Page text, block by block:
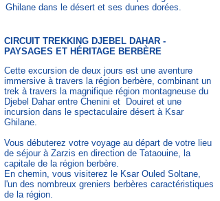
Ghilane dans le désert et ses dunes dorées.
CIRCUIT TREKKING DJEBEL DAHAR -
PAYSAGES ET HÉRITAGE BERBÈRE
Cette excursion de deux jours est une aventure
immersive à travers la région berbère, combinant un
trek à travers la magnifique région montagneuse du
Djebel Dahar entre Chenini et Douiret et une
incursion dans le spectaculaire désert à Ksar
Ghilane.
Vous débuterez votre voyage au départ de votre lieu
de séjour à Zarzis en direction de Tataouine, la
capitale de la région berbère.
En chemin, vous visiterez le Ksar Ouled Soltane,
l'un des nombreux greniers berbères caractéristiques
de la région.